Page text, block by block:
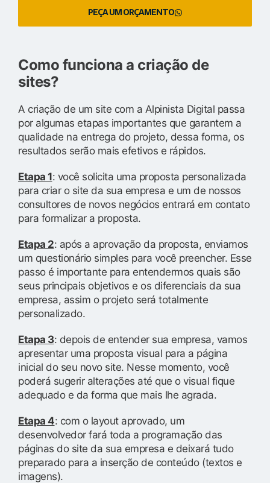
PEÇA UM ORÇAMENTO
Como funciona a criação de
sites?
A criação de um site com a Alpinista Digital passa
por algumas etapas importantes que garantem a
qualidade na entrega do projeto, dessa forma, os
resultados serão mais efetivos e rápidos.
Etapa 1: você solicita uma proposta personalizada
para criar o site da sua empresa e um de nossos
consultores de novos negócios entrará em contato
para formalizar a proposta.
Etapa 2: após a aprovação da proposta, enviamos
um questionário simples para você preencher. Esse
passo é importante para entendermos quais são
seus principais objetivos e os diferenciais da sua
empresa, assim o projeto será totalmente
personalizado.
Etapa 3: depois de entender sua empresa, vamos
apresentar uma proposta visual para a página
inicial do seu novo site. Nesse momento, você
poderá sugerir alterações até que o visual fique
adequado e da forma que mais lhe agrada.
Etapa 4: com o layout aprovado, um
desenvolvedor fará toda a programação das
páginas do site da sua empresa e deixará tudo
preparado para a inserção de conteúdo (textos e
imagens).